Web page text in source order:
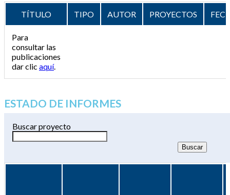
TÍTULO TIPO AUTOR PROYECTOS
Para
consultar las
publicaciones
dar clic aquí.
ESTADO DE INFORMES
Buscar proyecto